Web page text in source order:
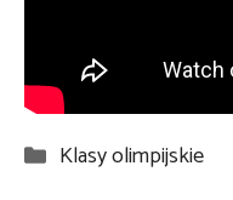
Kategorie
Klasy olimpijskie